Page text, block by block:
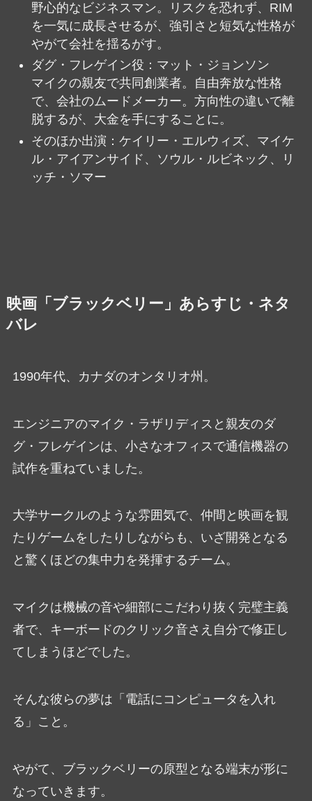
野心的なビジネスマン。リスクを恐れず、RIM
を一気に成長させるが、強引さと短気な性格が
やがて会社を揺るがす。
ダグ・フレゲイン役：マット・ジョンソン
マイクの親友で共同創業者。自由奔放な性格
で、会社のムードメーカー。方向性の違いで離
脱するが、大金を手にすることに。
そのほか出演：ケイリー・エルウィズ、マイケ
ル・アイアンサイド、ソウル・ルビネック、リ
ッチ・ソマー
映画「ブラックベリー」あらすじ・ネタ
バレ
1990年代、カナダのオンタリオ州。
エンジニアのマイク・ラザリディスと親友のダ
グ・フレゲインは、小さなオフィスで通信機器の
試作を重ねていました。
大学サークルのような雰囲気で、仲間と映画を観
たりゲームをしたりしながらも、いざ開発となる
と驚くほどの集中力を発揮するチーム。
マイクは機械の音や細部にこだわり抜く完璧主義
者で、キーボードのクリック音さえ自分で修正し
てしまうほどでした。
そんな彼らの夢は「電話にコンピュータを入れ
る」こと。
やがて、ブラックベリーの原型となる端末が形に
なっていきます。